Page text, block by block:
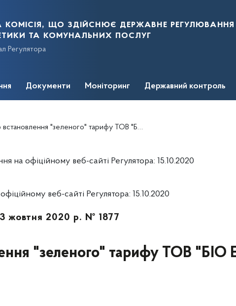
що здійснює державне регулювання
та комунальних послуг
Регулятора
Документи Моніторинг Державний контроль
встановлення "зеленого" тарифу ТОВ "БІО ЕЛЕКТРІКС
на офіційному веб-сайті Регулятора: 15.10.2020
веб-сайті Регулятора: 15.10.2020
жовтня 2020 р. № 1877
"зеленого" тарифу ТОВ "БІО